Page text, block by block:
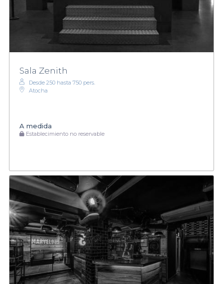
Sala Zenith
Desde 250 hasta 750 pers.
Atocha
A medida
Establecimiento no reservable